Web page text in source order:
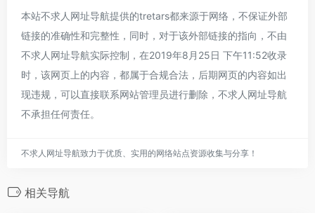
本站不求人网址导航提供的tretars都来源于网络，不保证外部
链接的准确性和完整性，同时，对于该外部链接的指向，不由
不求人网址导航实际控制，在2019年8月25日 下午11:52收录
时，该网页上的内容，都属于合规合法，后期网页的内容如出
现违规，可以直接联系网站管理员进行删除，不求人网址导航
不承担任何责任。
不求人网址导航致力于优质、实用的网络站点资源收集与分享！
相关导航